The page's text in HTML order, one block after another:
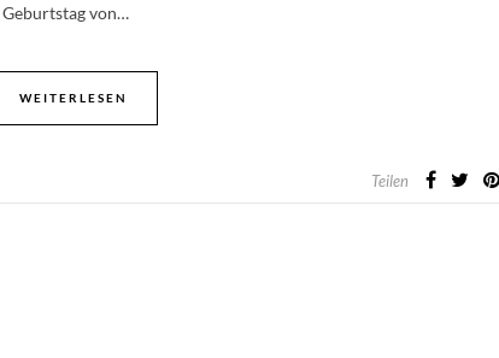
Geburtstag von…
WEITERLESEN
Teilen